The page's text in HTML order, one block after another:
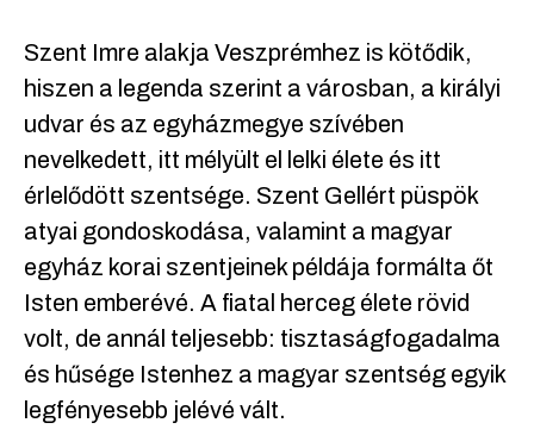
Szent Imre alakja Veszprémhez is kötődik,
hiszen a legenda szerint a városban, a királyi
udvar és az egyházmegye szívében
nevelkedett, itt mélyült el lelki élete és itt
érlelődött szentsége. Szent Gellért püspök
atyai gondoskodása, valamint a magyar
egyház korai szentjeinek példája formálta őt
Isten emberévé. A fiatal herceg élete rövid
volt, de annál teljesebb: tisztaságfogadalma
és hűsége Istenhez a magyar szentség egyik
legfényesebb jelévé vált.